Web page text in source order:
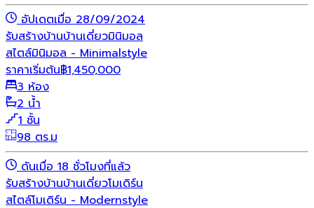
อัปเดตเมื่อ 28/09/2024
รับสร้างบ้านบ้านเดี่ยวมินิมอล
สไตล์มินิมอล - Minimalstyle
ราคาเริ่มต้น฿1,450,000
3 ห้อง
2 น้ำ
1 ชั้น
98 ตร.ม
ดันเมื่อ 18 ชั่วโมงที่แล้ว
รับสร้างบ้านบ้านเดี่ยวโมเดิร์น
สไตล์โมเดิร์น - Modernstyle